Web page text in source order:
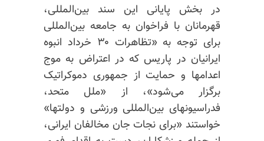
در بخش پایانی این سند بین‌المللی،
قهرمانان با فراخوان به جامعه بین‌المللی
برای توجه به «تظاهرات ۳۰ خرداد انبوه
ایرانیان در پاریس که در اعتراض به موج
اعدامها و حمایت از جمهوری دموکراتیک
برگزار می‌شود»، از «ملل متحد،
فدراسیونهای بین‌المللی ورزشی و دولتها»
خواستند «برای نجات جان مخالفان ایرانی،